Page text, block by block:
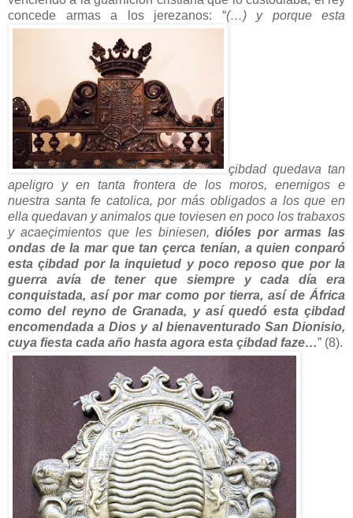
concede armas a los jerezanos: “(…) y porque esta
çibdad quedava tan
apeligro y en tanta frontera de los moros, enemigos e
nuestra santa fe catolica, por más obligados a los que en
ella quedavan y animalos que toviesen en poco los trabaxos
y acaeçimientos que les biniesen,dióles por armas las
ondas de la mar que tan çerca tenían, a quien conparó
esta çibdad por la inquietud y poco reposo que por la
guerra avía de tener que siempre y cada día era
conquistada, así por mar como por tierra, así de África
como del reyno de Granada, y así quedó esta çibdad
encomendada a Dios y al bienaventurado San Dionisio,
cuya fiesta cada año hasta agora esta çibdad faze…” (8).